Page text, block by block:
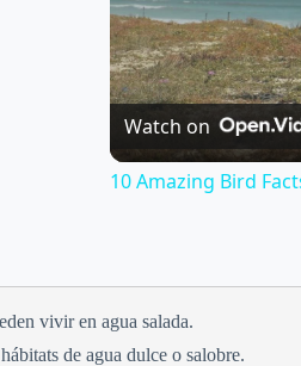
Watch on
10 Amazing Bird
vivir en agua salada.
de agua dulce o salobre.